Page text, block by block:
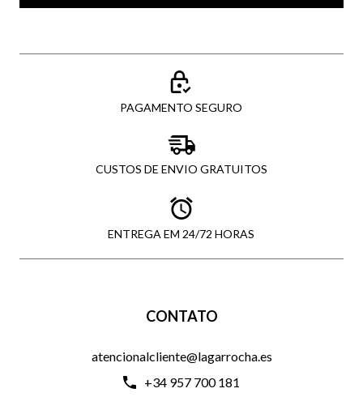
PAGAMENTO SEGURO
CUSTOS DE ENVIO GRATUITOS
ENTREGA EM 24/72 HORAS
CONTATO
atencionalcliente@lagarrocha.es
+34 957 700 181